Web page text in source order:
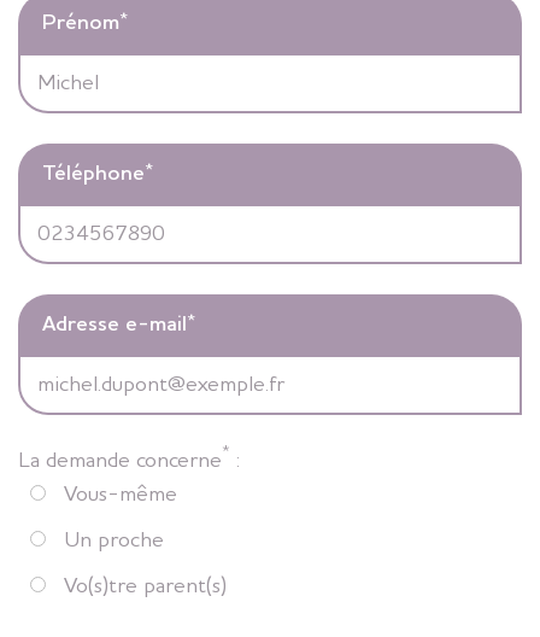
Prénom*
Téléphone*
Adresse e-mail *
La demande concerne* :
Vous-même
Un proche
Vo(s)tre parent(s)